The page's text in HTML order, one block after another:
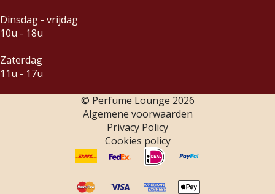
Dinsdag - vrijdag
10u - 18u
Zaterdag
11u - 17u
© Perfume Lounge 2026
Algemene voorwaarden
Privacy Policy
Cookies policy